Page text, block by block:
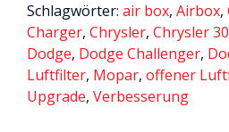
Dodge
Challenger
/
2011
-2021
Schlagwörter: air box, Airbox,
Charger, Chrysler, Chrysler
Dodge, Dodge Challenger,
Luftfilter, Mopar, offener
Upgrade, Verbesserung